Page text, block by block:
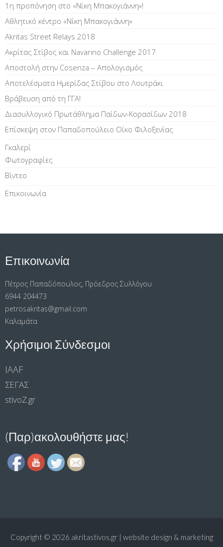
1η προπόνηση στο «Νίκη Μπακογιάννη»!
Αθλητικό κέντρο «Νίκη Μπακογιάννη»
Akritas Street Relays 2018
Ακρίτας Στίβος και Navarino Challenge 2017
Αποστολή στην Cosenza – Απολογισμός
Αποτελέσματα Ημερίδας Στίβου στο Λουτράκι
Βράβευση από τη ΓΓΑ!
Διασυλλογικό Πρωτάθλημα Παίδων-Κορασίδων 2018
Επίσκεψη στον Παπαδοπούλειο Οίκο Φιλοξενίας
Γκαλερί
Φωτογραφίες
Βίντεο
Επικοινωνία
Επικοινωνία
Πέτρος Παπαδόπουλος, Πρόεδρος Συλλόγου
6944 204473
petrosakritas@gmail.com
Καλαμάτα
Χρήσιμοι Σύνδεσμοι
IAAF
ΣΕΓΑΣ
stivoΖ.gr
(Παρ)ακολουθήστε μας!
Copyright © 2026 akritastivos.gr | website design & marketing